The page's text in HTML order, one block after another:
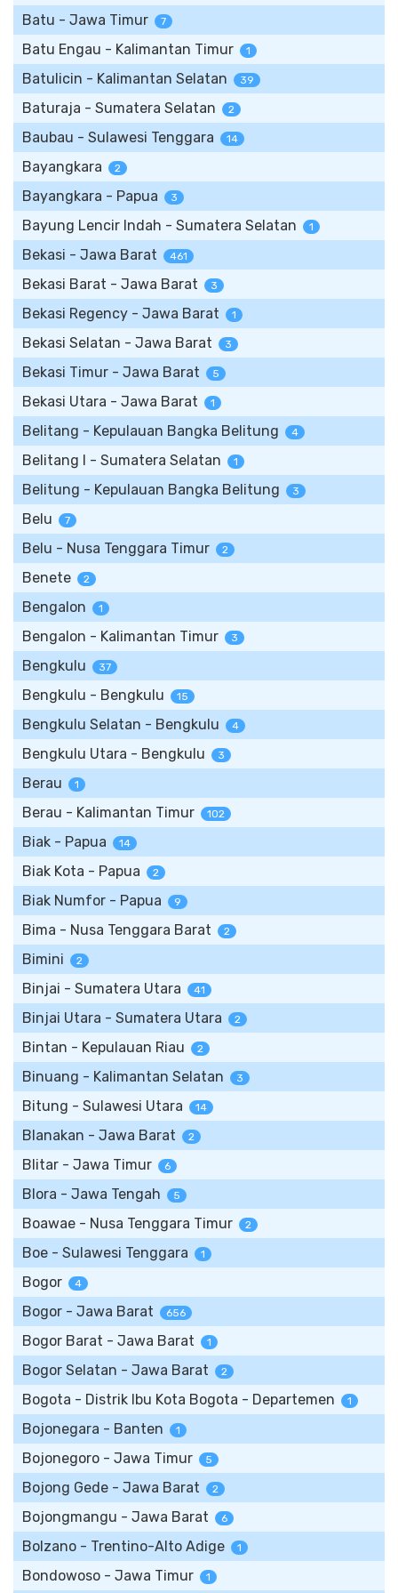
Batu - Jawa Timur 7
Batu Engau - Kalimantan Timur 1
Batulicin - Kalimantan Selatan 39
Baturaja - Sumatera Selatan 2
Baubau - Sulawesi Tenggara 14
Bayangkara 2
Bayangkara - Papua 3
Bayung Lencir Indah - Sumatera Selatan 1
Bekasi - Jawa Barat 461
Bekasi Barat - Jawa Barat 3
Bekasi Regency - Jawa Barat 1
Bekasi Selatan - Jawa Barat 3
Bekasi Timur - Jawa Barat 5
Bekasi Utara - Jawa Barat 1
Belitang - Kepulauan Bangka Belitung 4
Belitang I - Sumatera Selatan 1
Belitung - Kepulauan Bangka Belitung 3
Belu 7
Belu - Nusa Tenggara Timur 2
Benete 2
Bengalon 1
Bengalon - Kalimantan Timur 3
Bengkulu 37
Bengkulu - Bengkulu 15
Bengkulu Selatan - Bengkulu 4
Bengkulu Utara - Bengkulu 3
Berau 1
Berau - Kalimantan Timur 102
Biak - Papua 14
Biak Kota - Papua 2
Biak Numfor - Papua 9
Bima - Nusa Tenggara Barat 2
Bimini 2
Binjai - Sumatera Utara 41
Binjai Utara - Sumatera Utara 2
Bintan - Kepulauan Riau 2
Binuang - Kalimantan Selatan 3
Bitung - Sulawesi Utara 14
Blanakan - Jawa Barat 2
Blitar - Jawa Timur 6
Blora - Jawa Tengah 5
Boawae - Nusa Tenggara Timur 2
Boe - Sulawesi Tenggara 1
Bogor 4
Bogor - Jawa Barat 656
Bogor Barat - Jawa Barat 1
Bogor Selatan - Jawa Barat 2
Bogota - Distrik Ibu Kota Bogota - Departemen 1
Bojonegara - Banten 1
Bojonegoro - Jawa Timur 5
Bojong Gede - Jawa Barat 2
Bojongmangu - Jawa Barat 6
Bolzano - Trentino-Alto Adige 1
Bondowoso - Jawa Timur 1